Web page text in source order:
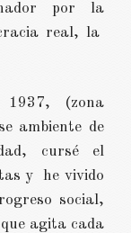
por la
real, la
(zona
ambiente de
cursé el
y he vivido
social,
agita cada